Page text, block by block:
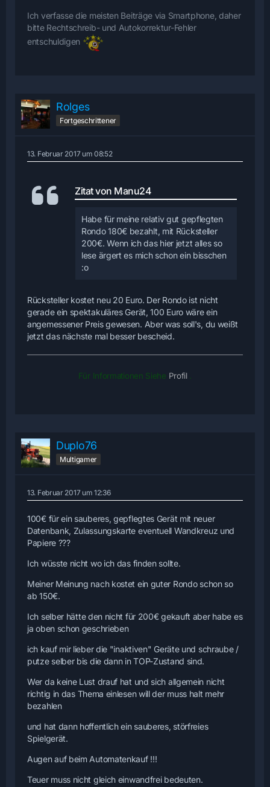
Ich verfasse die meisten Beiträge via Smartphone, daher
bitte Rechtschreib- und Autokorrektur-Fehler
entschuldigen
Rolges
Fortgeschrittener
13. Februar 2017 um 08:52
Zitat von Manu24
Habe für meine relativ gut gepflegten
Rondo 180€ bezahlt, mit Rücksteller
200€. Wenn ich das hier jetzt alles so
lese ärgert es mich schon ein bisschen
:o
Rücksteller kostet neu 20 Euro. Der Rondo ist nicht
gerade ein spektakuläres Gerät, 100 Euro wäre ein
angemessener Preis gewesen. Aber was soll's, du weißt
jetzt das nächste mal besser bescheid.
Für Informationen Siehe Profil.
Duplo76
Multigamer
13. Februar 2017 um 12:36
100€ für ein sauberes, gepflegtes Gerät mit neuer
Datenbank, Zulassungskarte eventuell Wandkreuz und
Papiere ???
Ich wüsste nicht wo ich das finden sollte.
Meiner Meinung nach kostet ein guter Rondo schon so
ab 150€.
Ich selber hätte den nicht für 200€ gekauft aber habe es
ja oben schon geschrieben
ich kauf mir lieber die "inaktiven" Geräte und schraube /
putze selber bis die dann in TOP-Zustand sind.
Wer da keine Lust drauf hat und sich allgemein nicht
richtig in das Thema einlesen will der muss halt mehr
bezahlen
und hat dann hoffentlich ein sauberes, störfreies
Spielgerät.
Augen auf beim Automatenkauf !!!
Teuer muss nicht gleich einwandfrei bedeuten.